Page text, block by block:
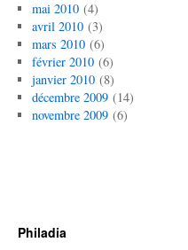
mai 2010(4)
avril 2010(3)
mars 2010(6)
février 2010(6)
janvier 2010(8)
décembre 2009(14)
novembre 2009(6)
Philadia